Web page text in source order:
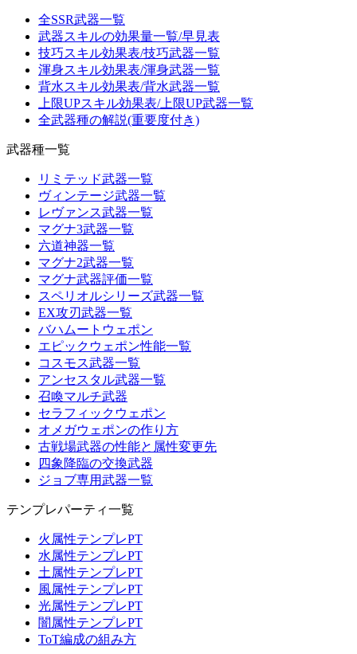
全SSR武器一覧
武器スキルの効果量一覧/早見表
技巧スキル効果表/技巧武器一覧
渾身スキル効果表/渾身武器一覧
背水スキル効果表/背水武器一覧
上限UPスキル効果表/上限UP武器一覧
全武器種の解説(重要度付き)
武器種一覧
リミテッド武器一覧
ヴィンテージ武器一覧
レヴァンス武器一覧
マグナ3武器一覧
六道神器一覧
マグナ2武器一覧
マグナ武器評価一覧
スペリオルシリーズ武器一覧
EX攻刃武器一覧
バハムートウェポン
エピックウェポン性能一覧
コスモス武器一覧
アンセスタル武器一覧
召喚マルチ武器
セラフィックウェポン
オメガウェポンの作り方
古戦場武器の性能と属性変更先
四象降臨の交換武器
ジョブ専用武器一覧
テンプレパーティ一覧
火属性テンプレPT
水属性テンプレPT
土属性テンプレPT
風属性テンプレPT
光属性テンプレPT
闇属性テンプレPT
ToT編成の組み方